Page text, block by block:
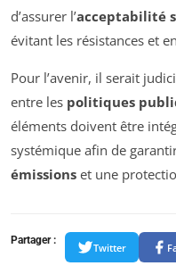
d’assurer l’acceptabilité
évitant les résistances et
Pour l’avenir, il serait
entre les politiques
éléments doivent être
systémique afin de
émissions et une
Partager :
Twitter